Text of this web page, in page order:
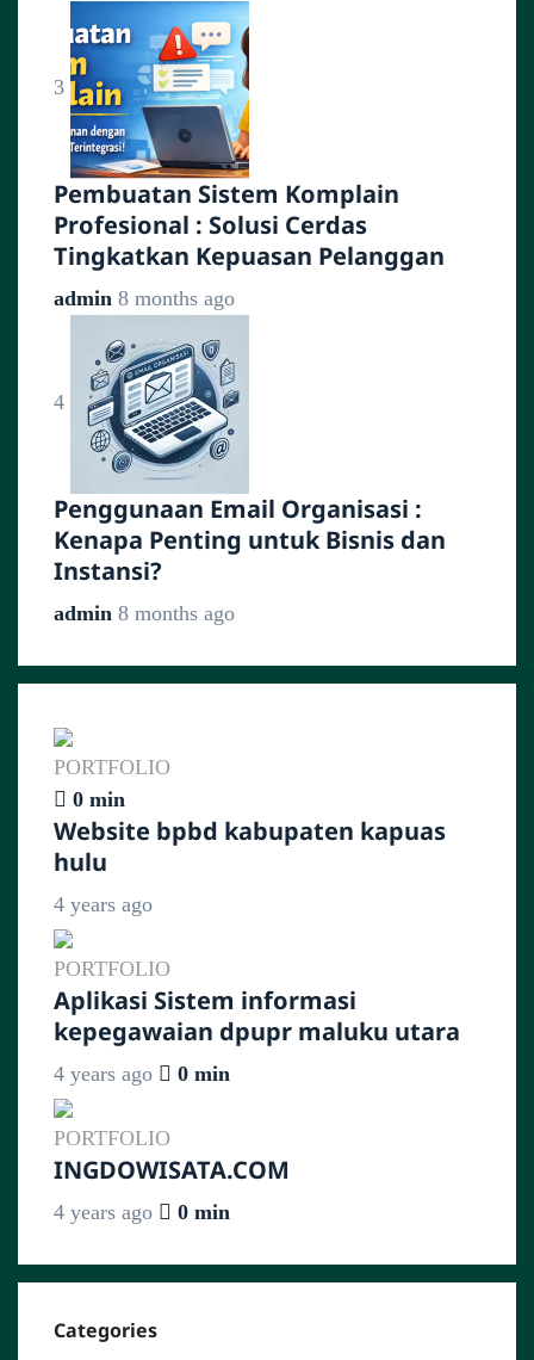
3
Pembuatan Sistem Komplain
Profesional : Solusi Cerdas
Tingkatkan Kepuasan Pelanggan
admin 8 months ago
4
Penggunaan Email Organisasi :
Kenapa Penting untuk Bisnis dan
Instansi?
admin 8 months ago
PORTFOLIO
0 min
Website bpbd kabupaten kapuas
hulu
4 years ago
PORTFOLIO
Aplikasi Sistem informasi
kepegawaian dpupr maluku utara
4 years ago 0 min
PORTFOLIO
INGDOWISATA.COM
4 years ago 0 min
Categories